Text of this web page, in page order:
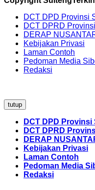
DCT DPD Provinsi
DCT DPRD
DERAP
Kebijakan Privasi
Laman Contoh
Pedoman Media
Redaksi
tutup
DCT DPD Provinsi
DCT DPRD
DERAP
Kebijakan Privasi
Laman Contoh
Pedoman Media
Redaksi